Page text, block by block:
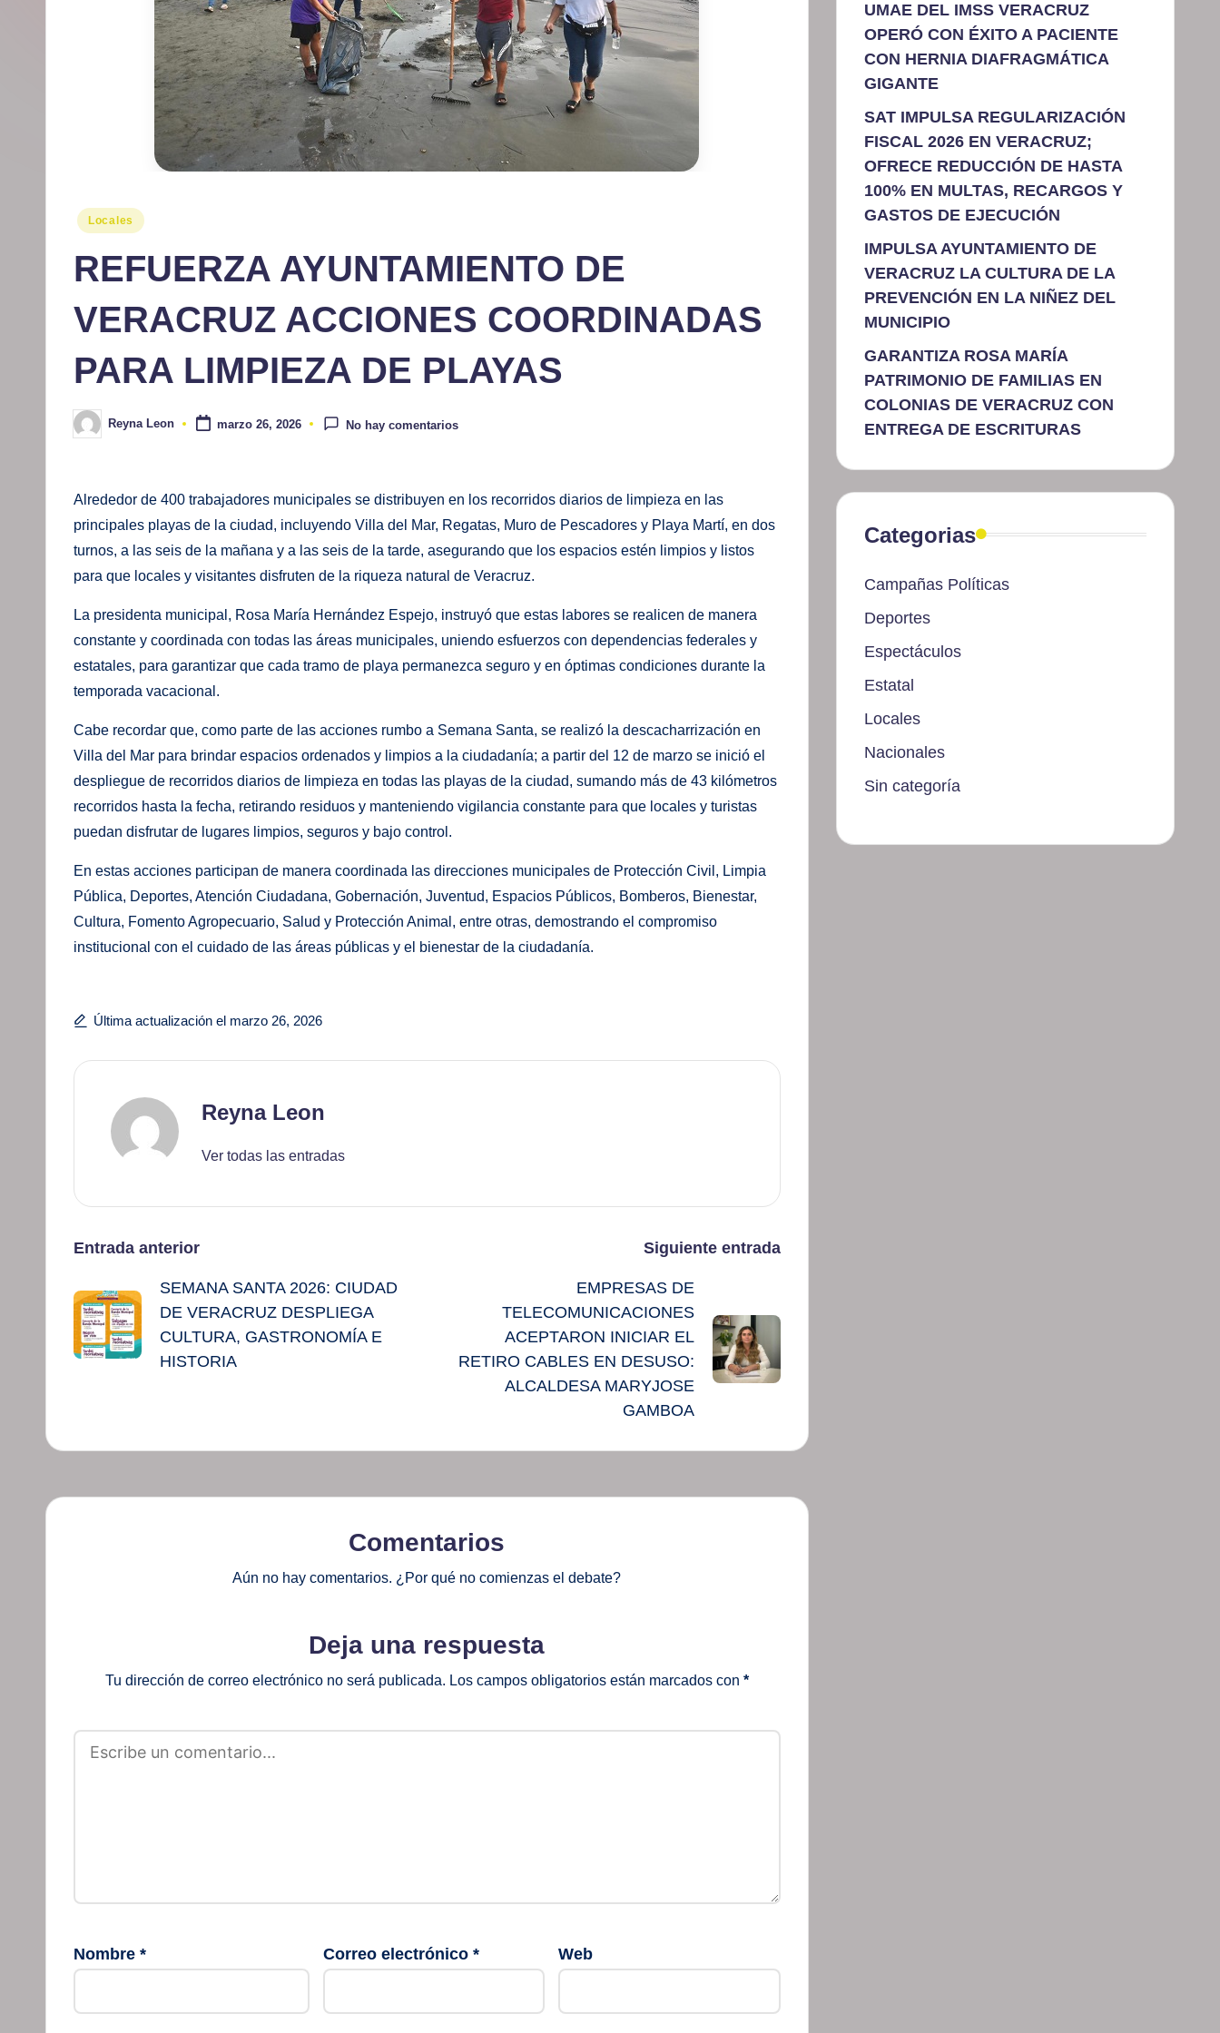
Publicado
Locales
REFUERZA AYUNTAMIENTO DE
VERACRUZ ACCIONES COORDINADAS
PARA LIMPIEZA DE PLAYAS
Publicado
por
Reyna Leon marzo 26, 2026 No hay comentarios
Alrededor de 400 trabajadores municipales se distribuyen en los recorridos diarios de limpieza en las
principales playas de la ciudad, incluyendo Villa del Mar, Regatas, Muro de Pescadores y Playa Martí, en dos
turnos, a las seis de la mañana y a las seis de la tarde, asegurando que los espacios estén limpios y listos
para que locales y visitantes disfruten de la riqueza natural de Veracruz.
La presidenta municipal, Rosa María Hernández Espejo, instruyó que estas labores se realicen de manera
constante y coordinada con todas las áreas municipales, uniendo esfuerzos con dependencias federales y
estatales, para garantizar que cada tramo de playa permanezca seguro y en óptimas condiciones durante la
temporada vacacional.
Cabe recordar que, como parte de las acciones rumbo a Semana Santa, se realizó la descacharrización en
Villa del Mar para brindar espacios ordenados y limpios a la ciudadanía; a partir del 12 de marzo se inició el
despliegue de recorridos diarios de limpieza en todas las playas de la ciudad, sumando más de 43 kilómetros
recorridos hasta la fecha, retirando residuos y manteniendo vigilancia constante para que locales y turistas
puedan disfrutar de lugares limpios, seguros y bajo control.
En estas acciones participan de manera coordinada las direcciones municipales de Protección Civil, Limpia
Pública, Deportes, Atención Ciudadana, Gobernación, Juventud, Espacios Públicos, Bomberos, Bienestar,
Cultura, Fomento Agropecuario, Salud y Protección Animal, entre otras, demostrando el compromiso
institucional con el cuidado de las áreas públicas y el bienestar de la ciudadanía.
Última actualización el marzo 26, 2026
Reyna Leon
Ver todas las entradas
Navegación
de
entradas
Entrada anterior
SEMANA SANTA 2026: CIUDAD
DE VERACRUZ DESPLIEGA
CULTURA, GASTRONOMÍA E
HISTORIA
Siguiente entrada
EMPRESAS DE
TELECOMUNICACIONES
ACEPTARON INICIAR EL
RETIRO CABLES EN DESUSO:
ALCALDESA MARYJOSE
GAMBOA
Comentarios
Aún no hay comentarios. ¿Por qué no comienzas el debate?
Deja una respuesta
Tu dirección de correo electrónico no será publicada. Los campos obligatorios están marcados con *
Nombre * Correo electrónico * Web
UMAE DEL IMSS VERACRUZ
OPERÓ CON ÉXITO A PACIENTE
CON HERNIA DIAFRAGMÁTICA
GIGANTE
SAT IMPULSA REGULARIZACIÓN
FISCAL 2026 EN VERACRUZ;
OFRECE REDUCCIÓN DE HASTA
100% EN MULTAS, RECARGOS Y
GASTOS DE EJECUCIÓN
IMPULSA AYUNTAMIENTO DE
VERACRUZ LA CULTURA DE LA
PREVENCIÓN EN LA NIÑEZ DEL
MUNICIPIO
GARANTIZA ROSA MARÍA
PATRIMONIO DE FAMILIAS EN
COLONIAS DE VERACRUZ CON
ENTREGA DE ESCRITURAS
Categorias
Campañas Políticas
Deportes
Espectáculos
Estatal
Locales
Nacionales
Sin categoría